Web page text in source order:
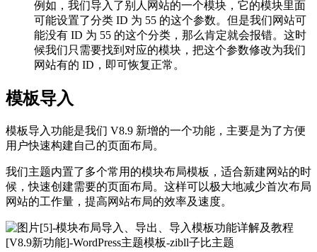
例如，我们导入了别人网站的一个模块，它的模块里面
可能设置了分类 ID 为 55 的这个参数。但是我们网站可
能没有 ID 为 55 的这个分类，那么肯定就会报错。这时
候我们只需要找到对应的模块，把这个参数修改为我们
网站有的 ID，即可恢复正常。
模板导入
模板导入功能是我们 V8.9 新增的一个功能，主要是为了方便
用户快速构建自己的页面布局。
我们主题内置了多个常用的模块布局模板，适合新建网站的时
候，快速创建需要的页面布局。这样可以极大地减少首次布局
网站的工作量，提高网站布局的效率及速度。